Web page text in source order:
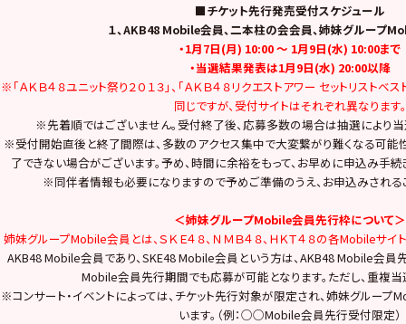
■チケット先行発売受付スケジュール
１、AKB48 Mobile会員、二本柱の会会員、姉妹グループ
・1月7日(月) 10:00 ～ 1月9日(水) 10:00まで
・当選結果発表は1月9日(水) 20:00以降
※「ＡＫＢ４８ユニット祭り２０１３」、「ＡＫＢ４８リクエストアワー セットリストベ
同じですが、受付サイトはそれぞれ異なります。
※先着順ではございません。受付終了後、応募多数の場合は抽選により当
※受付開始直後と終了間際は、多数のアクセス集中で大変繋がり難くなる可能
了できない場合がございます。予め、時間に余裕をもって、お早めに申込み手続
※同伴者情報も必要になりますので予めご準備のうえ、お申込みされる
＜姉妹グループMobile会員先行枠について＞
姉妹グループMobile会員とは、ＳＫＥ４８、ＮＭＢ４８、ＨＫＴ４８の各Mobileサイ
AKB48 Mobile会員であり、SKE48 Mobile会員という方は、AKB48 Mobile会員
Mobile会員先行期間でも応募が可能となります。ただし、重複当
※コンサート・イベントによっては、チケット先行対象が限定され、姉妹グルー
います。（例：○○Mobile会員先行受付限定）